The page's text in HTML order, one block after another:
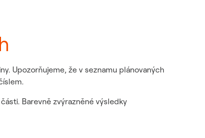
Upozorňujeme, že v seznamu plánovaných
Barevně zvýrazněné výsledky